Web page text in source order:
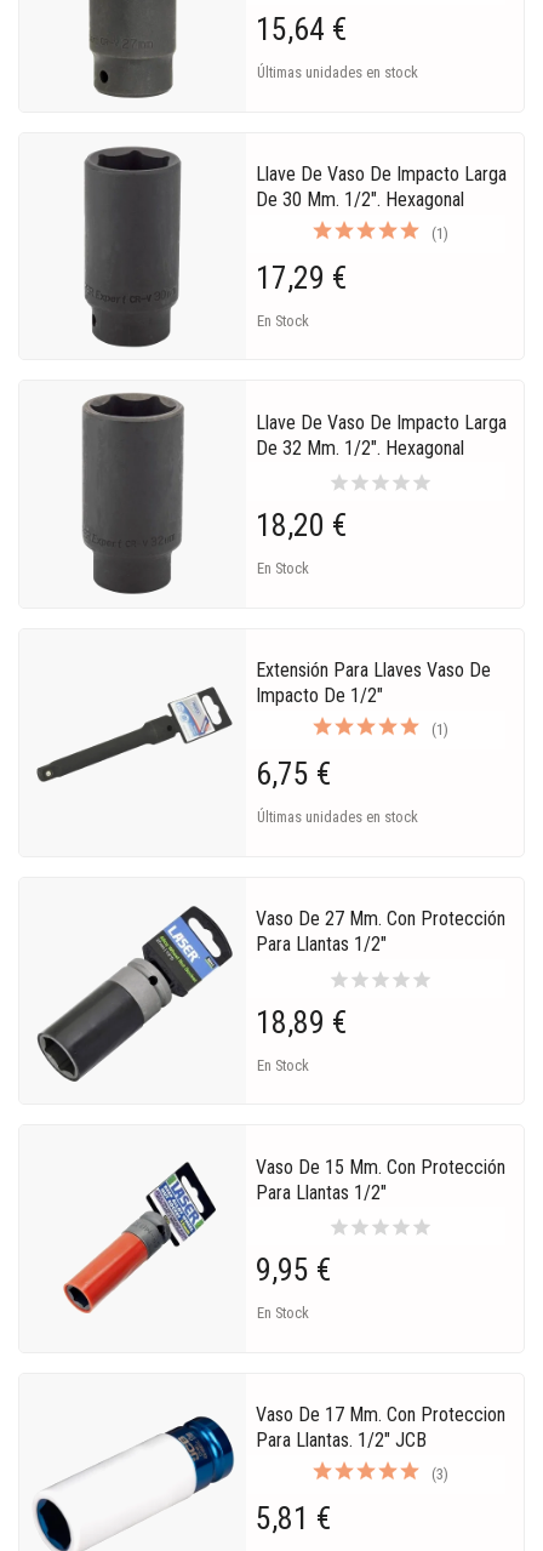
15,64 €
Últimas unidades en stock
Llave De Vaso De Impacto Larga
De 30 Mm. 1/2". Hexagonal
(1)
17,29 €
En Stock
Llave De Vaso De Impacto Larga
De 32 Mm. 1/2". Hexagonal
starstarstarstarstar
18,20 €
En Stock
Extensión Para Llaves Vaso De
Impacto De 1/2"
(1)
6,75 €
Últimas unidades en stock
Vaso De 27 Mm. Con Protección
Para Llantas 1/2"
starstarstarstarstar
18,89 €
En Stock
Vaso De 15 Mm. Con Protección
Para Llantas 1/2"
starstarstarstarstar
9,95 €
En Stock
Vaso De 17 Mm. Con Proteccion
Para Llantas. 1/2" JCB
(3)
5,81 €